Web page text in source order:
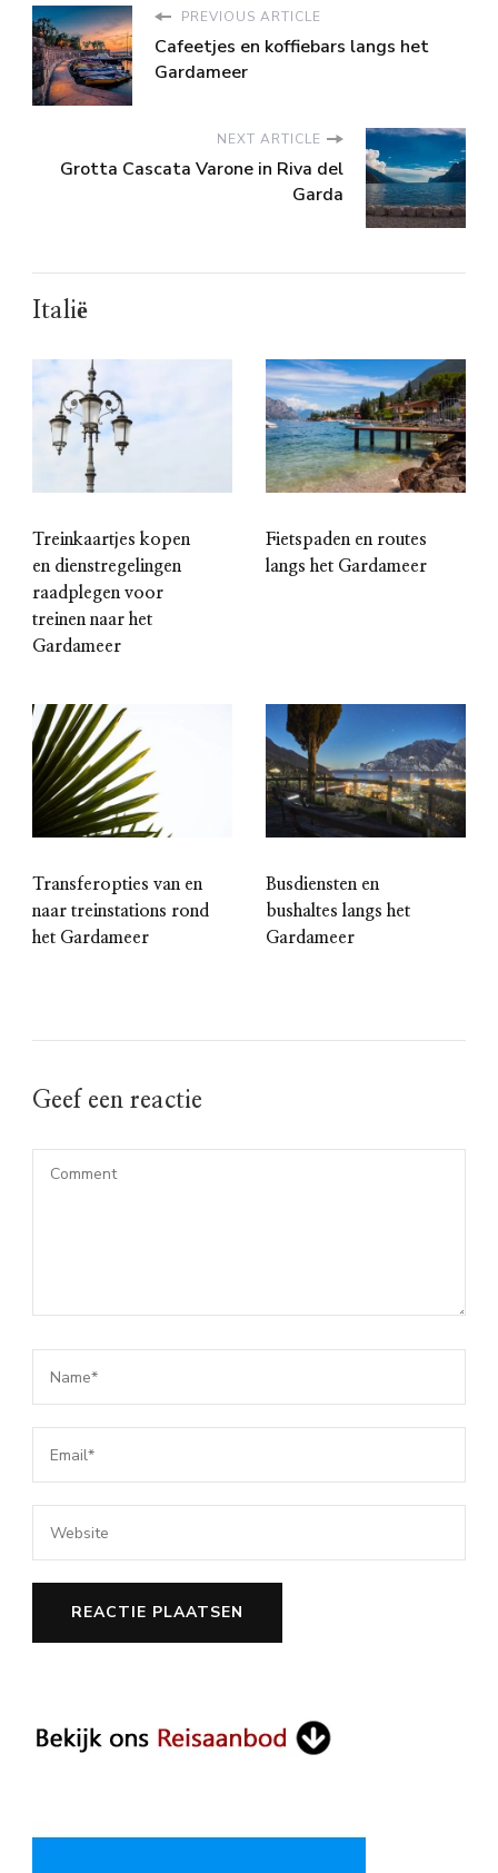
PREVIOUS ARTICLE
Cafeetjes en koffiebars langs het
Gardameer
NEXT ARTICLE
Grotta Cascata Varone in Riva del
Garda
Italië
Treinkaartjes kopen
en dienstregelingen
raadplegen voor
treinen naar het
Gardameer
Fietspaden en routes
langs het Gardameer
Transferopties van en
naar treinstations rond
het Gardameer
Busdiensten en
bushaltes langs het
Gardameer
Geef een reactie